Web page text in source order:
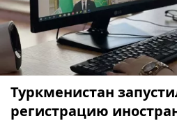
Туркменистан
регистрацию